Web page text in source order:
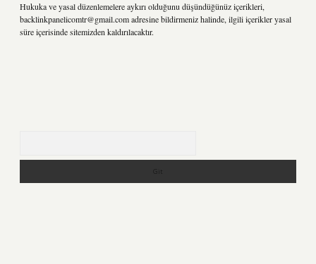
Hukuka ve yasal düzenlemelere aykırı olduğunu düşündüğünüz içerikleri,
backlinkpanelicomtr@gmail.comadresine bildirmeniz halinde, ilgili içerikler yasal
süre içerisinde sitemizden kaldırılacaktır.